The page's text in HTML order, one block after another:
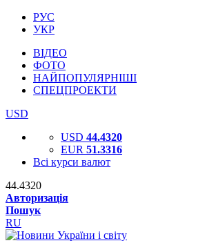
РУС
УКР
ВІДЕО
ФОТО
НАЙПОПУЛЯРНІШІ
СПЕЦПРОЕКТИ
USD
USD 44.4320
EUR 51.3316
Всі курси валют
44.4320
Авторизація
Пошук
RU